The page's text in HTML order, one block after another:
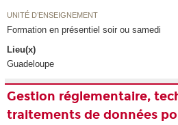
UNITÉ D’ENSEIGNEMENT
Formation en présentiel soir ou samedi
Lieu(x)
Guadeloupe
Gestion réglementaire,
traitements de données